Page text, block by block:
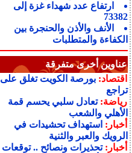
ارتفاع عدد شهداء غزة إلى
73382
الأنف والأذن والحنجرة بين
الكفاءة والمتطلبات
عناوين أخرى متفرقة
اقتصاد:بورصة الكويت تغلق على
تراجع
رياضة:تعادل سلبي يحسم قمة
الأهلي والشعب
أخبار: استهداف تحشيدات في
الرويك والعبر والثنية
أخبار:تحذيرات ونصائح .. توقعات